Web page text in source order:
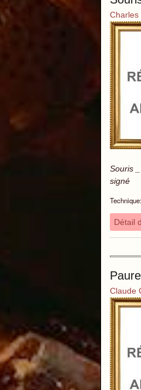
Charles
Souris
signé
Technique:
Détail
Claude